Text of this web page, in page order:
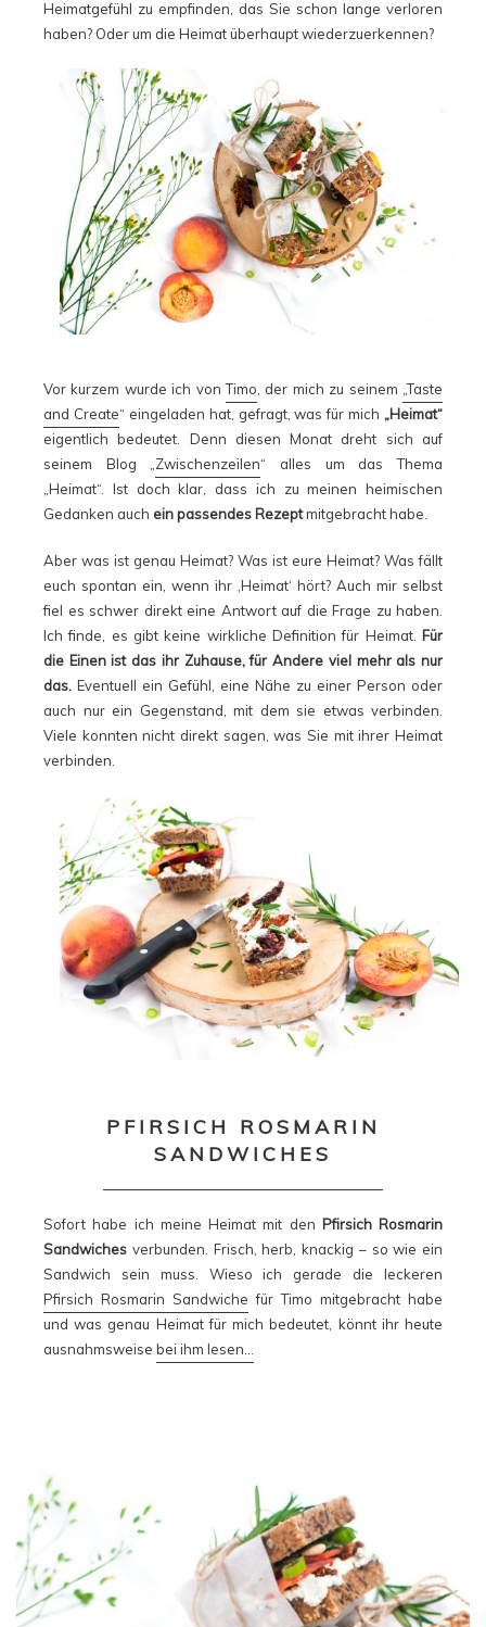
Heimatgefühl zu empfinden, das Sie schon lange verloren
haben? Oder um die Heimat überhaupt wiederzuerkennen?
Vor kurzem wurde ich vonTimo , der mich zu seinem „Taste
and Create“ eingeladen hat, gefragt, was für mich „Heimat“
eigentlich bedeutet. Denn diesen Monat dreht sich auf
seinem Blog „ Zwischenzeilen“ alles um das Thema
„Heimat“. Ist doch klar, dass ich zu meinen heimischen
Gedanken auch ein passendes Rezeptmitgebracht habe.
Aber was ist genau Heimat? Was ist eure Heimat? Was fällt
euch spontan ein, wenn ihr ‚Heimat‘ hört? Auch mir selbst
fiel es schwer direkt eine Antwort auf die Frage zu haben.
Ich finde, es gibt keine wirkliche Definition für Heimat. Für
die Einen ist das ihr Zuhause, für Andere viel mehr als nur
das. Eventuell ein Gefühl, eine Nähe zu einer Person oder
auch nur ein Gegenstand, mit dem sie etwas verbinden.
Viele konnten nicht direkt sagen, was Sie mit ihrer Heimat
verbinden.
PFIRSICH ROSMARIN
SANDWICHES
Sofort habe ich meine Heimat mit den Pfirsich Rosmarin
Sandwiches verbunden. Frisch, herb, knackig – so wie ein
Sandwich sein muss. Wieso ich gerade die leckeren
Pfirsich Rosmarin Sandwiche für Timo mitgebracht habe
und was genau Heimat für mich bedeutet, könnt ihr heute
ausnahmsweise bei ihm lesen…